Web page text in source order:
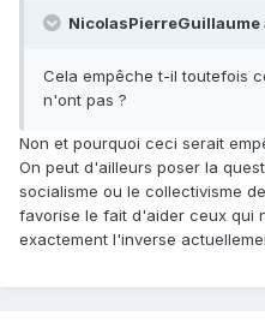
NicolasPierreGuillaume
Cela empêche t-il toutefois
n'ont pas ?
Non et pourquoi ceci serait
On peut d'ailleurs poser la
socialisme ou le collectivisme
favorise le fait d'aider ceux qui
exactement l'inverse